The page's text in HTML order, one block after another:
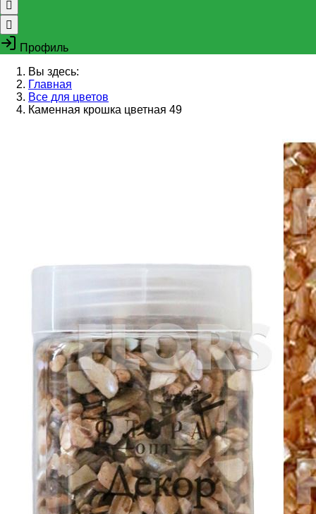
Профиль
Вы здесь:
Главная
Все для цветов
Каменная крошка цветная 49